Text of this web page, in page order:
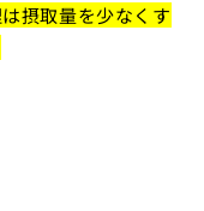
摂取量を少なくす